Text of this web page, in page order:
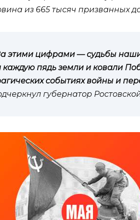
из 665 тысяч призванных
этими цифрами — судьбы
каждую пядь земли и ковали
событиях войны и
губернатор